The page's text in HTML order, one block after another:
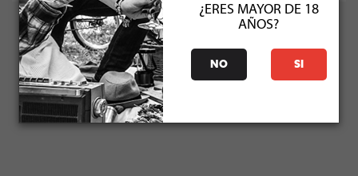
¿ERES MAYOR DE 18
AÑOS?
NO SI